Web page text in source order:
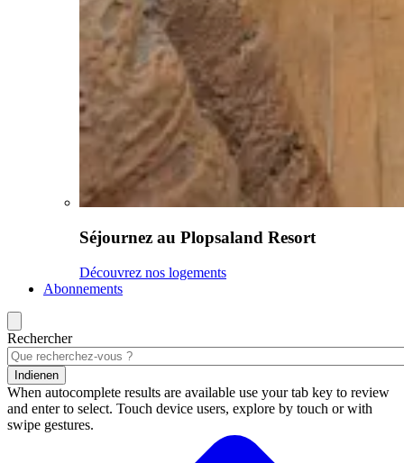
Séjournez au Plopsaland Resort
Découvrez nos logements
Abonnements
Rechercher
Indienen
When autocomplete results are available use your tab key to review
and enter to select. Touch device users, explore by touch or with
swipe gestures.